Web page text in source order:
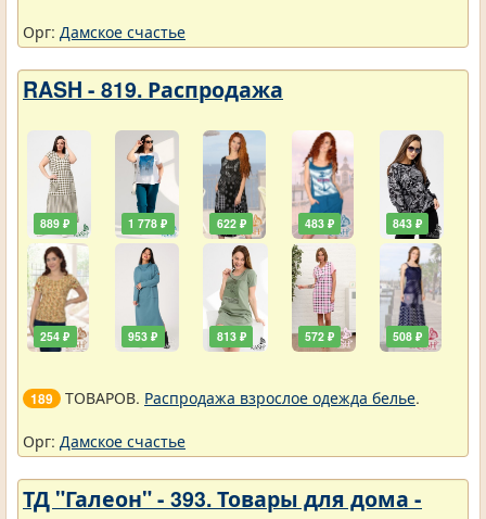
Орг: Дамское счастье
RASH - 819. Распродажа
889 ₽
254 ₽
1 778 ₽
953 ₽
622 ₽
813 ₽
483 ₽
572 ₽
843 ₽
508 ₽
189 ТОВАРОВ. Распродажа взрослое одежда белье.
Орг: Дамское счастье
ТД "Галеон" - 393. Товары для дома -